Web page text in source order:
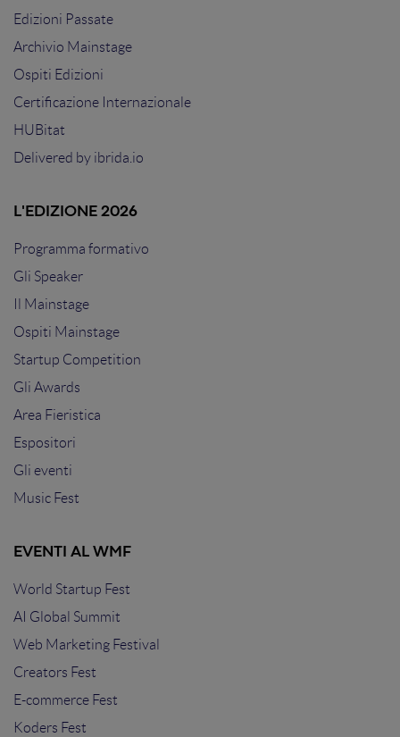
Edizioni Passate
Archivio Mainstage
Ospiti Edizioni
Certificazione Internazionale
HUBitat
Delivered by ibrida.io
L'EDIZIONE 2026
Programma formativo
Gli Speaker
Il Mainstage
Ospiti Mainstage
Startup Competition
Gli Awards
Area Fieristica
Espositori
Gli eventi
Music Fest
EVENTI AL WMF
World Startup Fest
AI Global Summit
Web Marketing Festival
Creators Fest
E-commerce Fest
Koders Fest